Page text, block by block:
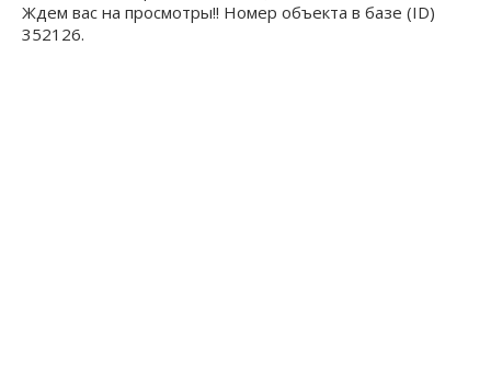
Ждем вас на просмотры!! Номер объекта в базе (ID)
352126.